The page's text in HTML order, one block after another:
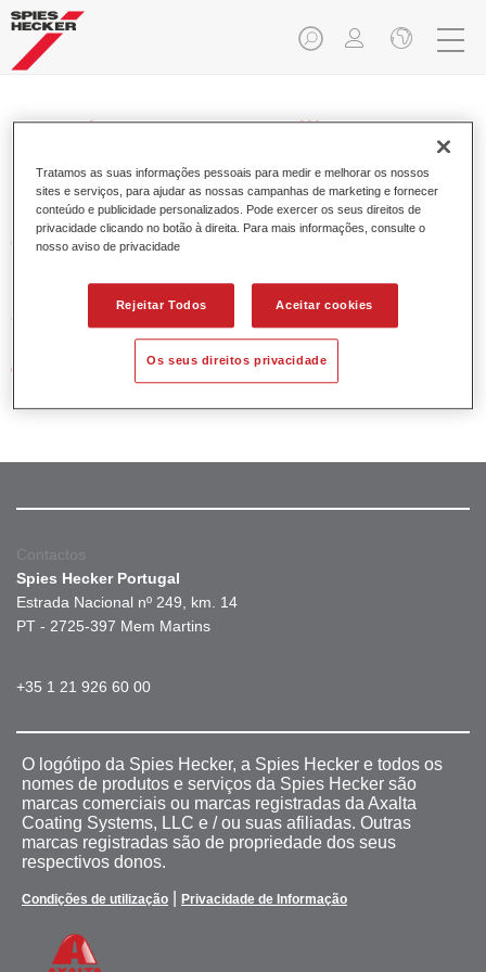
Priomat® Pore Filler 3311
O Priomat Tapa Poros 3311 é uma tapa-poros especial de
PUR dos veículos. Enche e fecha os poros, proporcionando
assim um excepcional acabamento.
Características do produto
Contactos
Spies Hecker Portugal
Estrada Nacional nº 249, km. 14
PT - 2725-397 Mem Martins
+35 1 21 926 60 00
O logótipo da Spies Hecker, a Spies Hecker e todos os
nomes de produtos e serviços da Spies Hecker são
marcas comerciais ou marcas registradas da Axalta
Coating Systems, LLC e / ou suas afiliadas. Outras
marcas registradas são de propriedade dos seus
respectivos donos.
Condições de utilização Privacidade de Informação
Tratamos as suas informações pessoais para medir e melhorar os nossos
sites e serviços, para ajudar as nossas campanhas de marketing e fornecer
conteúdo e publicidade personalizados. Pode exercer os seus direitos de
privacidade clicando no botão à direita. Para mais informações, consulte o
nosso aviso de privacidade
Rejeitar Todos Aceitar cookies
Os seus direitos privacidade